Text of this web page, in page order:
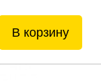
В корзину